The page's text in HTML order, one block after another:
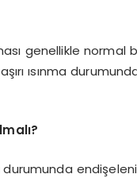
genellikle
ısınma
durumunda